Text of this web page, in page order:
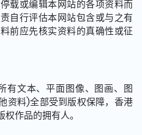
载或编辑本网站的各项资料而
自行评估本网站包含或与之有
前应先核实资料的真确性或征
有文本、平面图像、图画、图
资料)全部受到版权保障，香港
作品的拥有人。